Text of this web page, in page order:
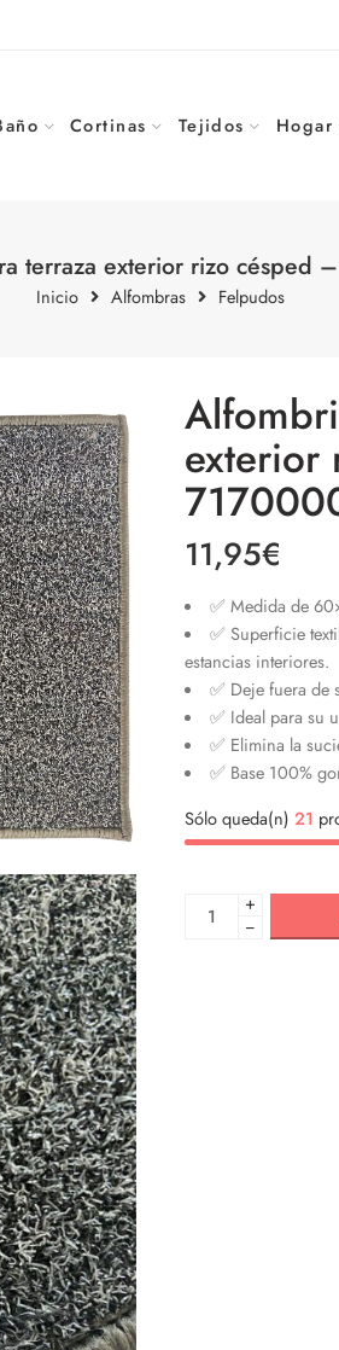
Cortinas Tejidos Hogar
terraza exterior rizo césped
Inicio Alfombras Felpudos
exterior
11,95€
✅ Medida de
✅ Superficie
estancias interiores.
✅ Deje fuera de
✅ Ideal para su
✅ Elimina la
✅ Base 100%
Sólo queda(n) 21
+
−